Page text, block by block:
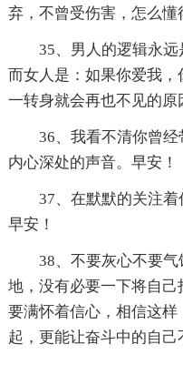
弃，不曾受伤害，怎么懂
35、男人的逻辑永远
而女人是：如果你爱我
一转身就会再也不见的原
36、我看不清你曾
内心深处的声音。早安！
37、在默默的关注着
早安！
38、不要灰心不要
地，没有必要一下将自
要满怀着信心，相信这
起，更能让奋斗中的自己